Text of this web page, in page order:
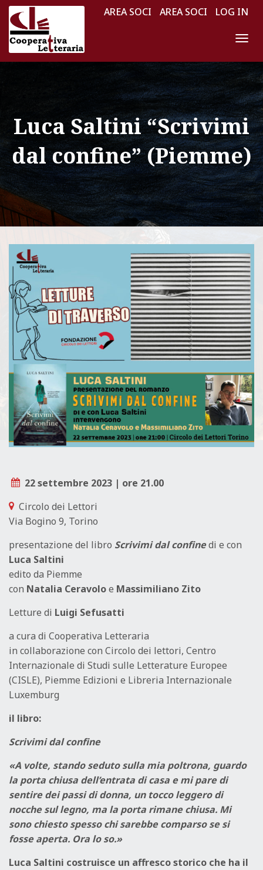
AREA SOCI AREA SOCI LOG IN
A
V
I
G
A
Z
I
O
N
E
T
O
G
L
E
Luca Saltini “Scrivimi
dal confine” (Piemme)
22 settembre 2023 | ore 21.00
Circolo dei Lettori
Via Bogino 9, Torino
presentazione del libro Scrivimi dal confinedi e con
Luca Saltini
edito da Piemme
con Natalia Ceravoloe Massimiliano Zito
Letture di Luigi Sefusatti
a cura di Cooperativa Letteraria
in collaborazione con Circolo dei lettori, Centro
Internazionale di Studi sulle Letterature Europee
(CISLE), Piemme Edizioni e Libreria Internazionale
Luxemburg
il libro:
Scrivimi dal confine
«A volte, stando seduto sulla mia poltrona, guardo
la porta chiusa dell’entrata di casa e mi pare di
sentire dei passi di donna, un tocco leggero di
nocche sul legno, ma la porta rimane chiusa. Mi
sono chiesto spesso chi sarebbe comparso se si
fosse aperta. Ora lo so.»
Luca Saltini costruisce un affresco storico che ha il